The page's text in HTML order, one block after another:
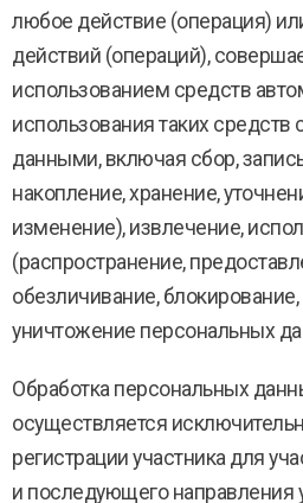
любое действие (операция)
действий (операций),
использованием средств
использования таких
данными, включая сбор,
накопление, хранение,
изменение), извлечение,
(распространение,
обезличивание, блокирование,
уничтожение персональных
Обработка персональных
осуществляется
регистрации участника для
и последующего направления